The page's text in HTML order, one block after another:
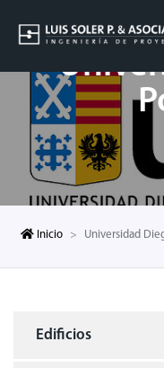
Inicio Universidad
Edificios